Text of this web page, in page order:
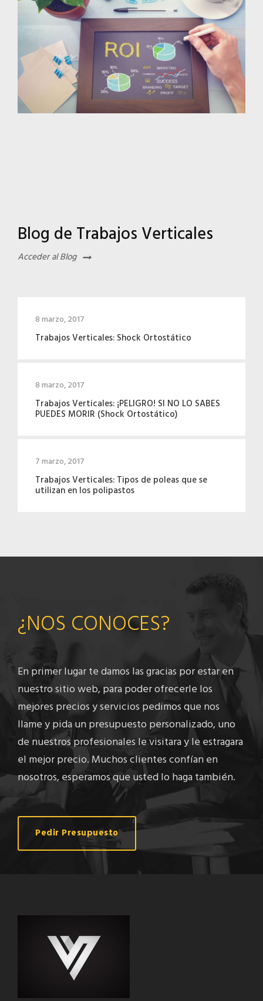
Blog de Trabajos Verticales
Acceder al Blog
8 marzo, 2017
Trabajos Verticales: Shock Ortostático
8 marzo, 2017
Trabajos Verticales: ¡PELIGRO! SI NO LO SABES
PUEDES MORIR (Shock Ortostático)
7 marzo, 2017
Trabajos Verticales: Tipos de poleas que se
utilizan en los polipastos
¿NOS CONOCES?
En primer lugar te damos las gracias por estar en
nuestro sitio web, para poder ofrecerle los
mejores precios y servicios pedimos que nos
llame y pida un presupuesto personalizado, uno
de nuestros profesionales le visitara y le estragara
el mejor precio. Muchos clientes confían en
nosotros, esperamos que usted lo haga también.
Pedir Presupuesto